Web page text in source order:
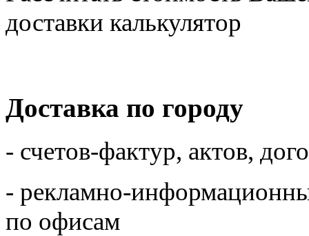
доставки калькулятор
Доставка по городу
- счетов-фактур, актов,
- рекламно-
по офисам